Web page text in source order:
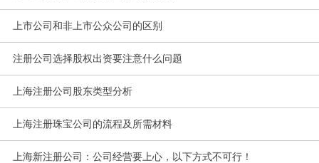
上市公司和非上市公众公司的区别
注册公司选择股权出资要注意什么问题
上海注册公司股东类型分析
上海注册珠宝公司的流程及所需材料
上海新注册公司：公司经营要上心，以下方式不可行！